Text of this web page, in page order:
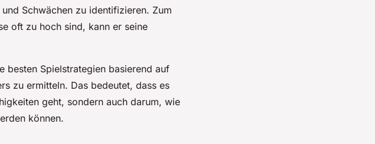
Schwächen zu identifizieren. Zum
oft zu hoch sind, kann er seine
besten Spielstrategien basierend auf
zu ermitteln. Das bedeutet, dass es
geht, sondern auch darum, wie
können.